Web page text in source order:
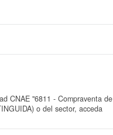
CNAE "6811 - Compraventa de
o del sector, acceda